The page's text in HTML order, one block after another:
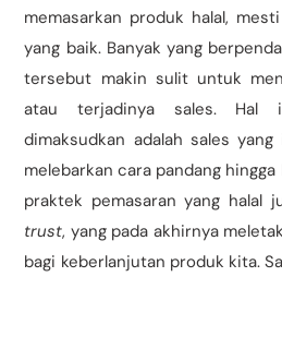
memasarkan produk halal,
yang baik. Banyak yang
tersebut makin sulit untuk
atau terjadinya sales. Hal
dimaksudkan adalah sales
melebarkan cara pandang hingga
praktek pemasaran yang halal
trust, yang pada akhirnya
bagi keberlanjutan produk kita.